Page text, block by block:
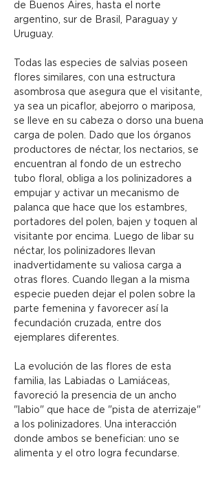
de Buenos Aires, hasta el norte
argentino, sur de Brasil, Paraguay y
Uruguay.
Todas las especies de salvias poseen
flores similares, con una estructura
asombrosa que asegura que el visitante,
ya sea un picaflor, abejorro o mariposa,
se lleve en su cabeza o dorso una buena
carga de polen. Dado que los órganos
productores de néctar, los nectarios, se
encuentran al fondo de un estrecho
tubo floral, obliga a los polinizadores a
empujar y activar un mecanismo de
palanca que hace que los estambres,
portadores del polen, bajen y toquen al
visitante por encima. Luego de libar su
néctar, los polinizadores llevan
inadvertidamente su valiosa carga a
otras flores. Cuando llegan a la misma
especie pueden dejar el polen sobre la
parte femenina y favorecer así la
fecundación cruzada, entre dos
ejemplares diferentes.
La evolución de las flores de esta
familia, las Labiadas o Lamiáceas,
favoreció la presencia de un ancho
"labio" que hace de "pista de aterrizaje"
a los polinizadores. Una interacción
donde ambos se benefician: uno se
alimenta y el otro logra fecundarse.